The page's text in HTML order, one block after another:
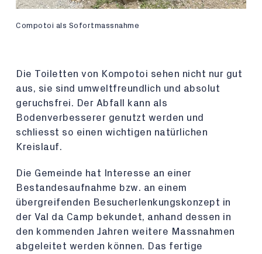
Compotoi als Sofortmassnahme
Die Toiletten von Kompotoi sehen nicht nur gut
aus, sie sind umweltfreundlich und absolut
geruchsfrei. Der Abfall kann als
Bodenverbesserer genutzt werden und
schliesst so einen wichtigen natürlichen
Kreislauf.
Die Gemeinde hat Interesse an einer
Bestandesaufnahme bzw. an einem
übergreifenden Besucherlenkungskonzept in
der Val da Camp bekundet, anhand dessen in
den kommenden Jahren weitere Massnahmen
abgeleitet werden können. Das fertige